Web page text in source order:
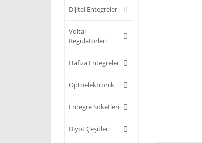
Dijital Entegreler
Voltaj
Regülatörleri
Hafıza Entegreler
Optoelektronik
Entegre Soketleri
Diyot Çeşitleri